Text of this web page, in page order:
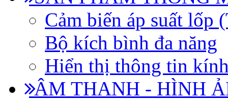
Cảm biến áp suất lốp
Bộ kích bình đa năng
Hiển thị thông tin
ÂM THANH - HÌNH